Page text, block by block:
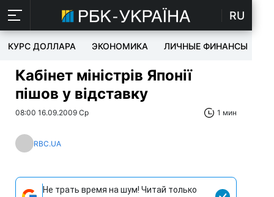
RU
КУРС ДОЛЛАРА ЭКОНОМИКА ЛИЧНЫЕ ФИНАНСЫ
Кабінет міністрів Японії
пішов у відставку
08:00 16.09.2009 Ср 1 мин
RBC.UA
Не трать время на шум! Читай только